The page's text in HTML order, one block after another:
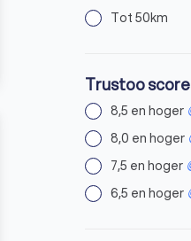
Tot 50km
Trustoo score
8,5 en hoger
8,0 en hoger
7,5 en hoger
6,5 en hoger